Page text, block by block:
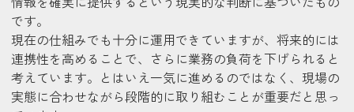
です。
現在の仕組みでも十分に運用できていますが、将来的には
連携性を高めることで、さらに業務の負荷を下げられると
考えています。とはいえ一気に進めるのではなく、現場の
実態に合わせながら段階的に取り組むことが重要だと思っ